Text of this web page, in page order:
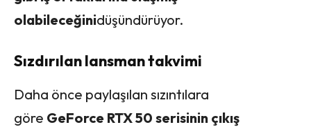
olabileceğinidüşündürüyor.
Sızdırılan lansman takvimi
Daha önce paylaşılan sızıntılara
göre GeForce RTX 50 serisinin çıkış